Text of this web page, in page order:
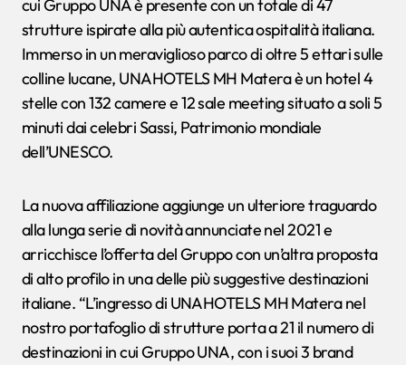
cui Gruppo UNA è presente con un totale di 47
strutture ispirate alla più autentica ospitalità italiana.
Immerso in un meraviglioso parco di oltre 5 ettari sulle
colline lucane, UNAHOTELS MH Matera è un hotel 4
stelle con 132 camere e 12 sale meeting situato a soli 5
minuti dai celebri Sassi, Patrimonio mondiale
dell’UNESCO.
La nuova affiliazione aggiunge un ulteriore traguardo
alla lunga serie di novità annunciate nel 2021 e
arricchisce l’offerta del Gruppo con un’altra proposta
di alto profilo in una delle più suggestive destinazioni
italiane. “L’ingresso di UNAHOTELS MH Matera nel
nostro portafoglio di strutture porta a 21 il numero di
destinazioni in cui Gruppo UNA, con i suoi 3 brand